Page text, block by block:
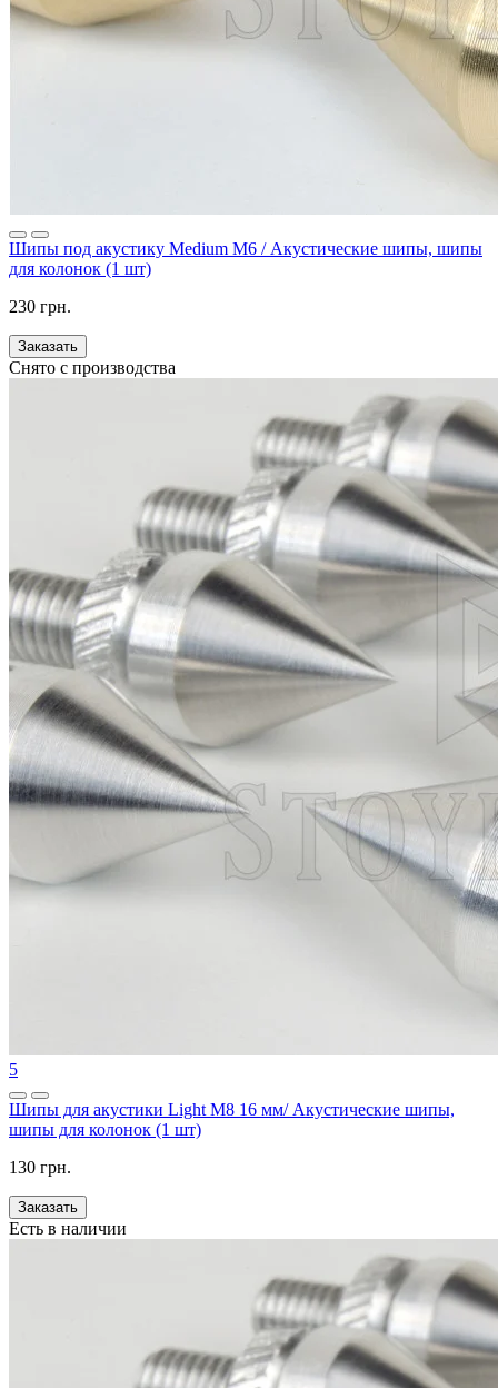
Шипы под акустику Medium M6 / Акустические шипы, шипы
для колонок (1 шт)
230 грн.
Заказать
Снято с производства
5
Шипы для акустики Light M8 16 мм/ Акустические шипы,
шипы для колонок (1 шт)
130 грн.
Заказать
Есть в наличии